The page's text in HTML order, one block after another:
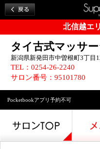
北信越エ
タイ古式マッサ
新潟県新発田市中曽根町3丁目
TEL：0254-26-2240
サロン番号：95101780
Pocketbookアプリ予約不可